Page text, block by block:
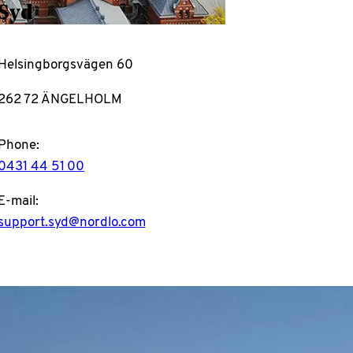
60
72 ÄNGELHOLM
44 51 00
mail: